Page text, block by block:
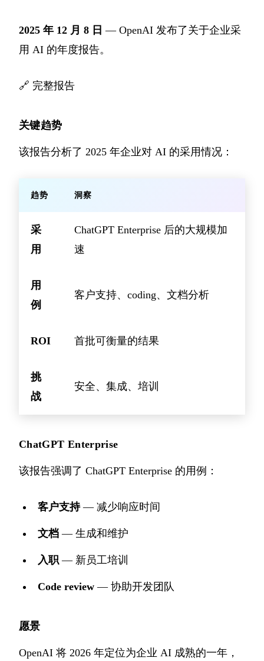
2025 年 12 月 8 日 — OpenAI 发布了关于企业采
用 AI 的年度报告。
🔗 完整报告
关键趋势
该报告分析了 2025 年企业对 AI 的采用情况：
趋势 洞察
采
用
ChatGPT Enterprise 后的大规模加
速
用
例
客户支持、coding、文档分析
ROI 首批可衡量的结果
挑
战
安全、集成、培训
ChatGPT Enterprise
该报告强调了 ChatGPT Enterprise 的用例：
客户支持— 减少响应时间
文档 — 生成和维护
入职— 新员工培训
Code review — 协助开发团队
愿景
OpenAI 将 2026 年定位为企业 AI 成熟的一年，